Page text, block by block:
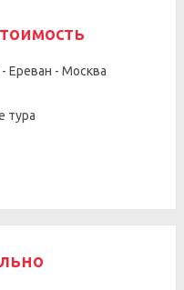
Ереван - Москва
тура